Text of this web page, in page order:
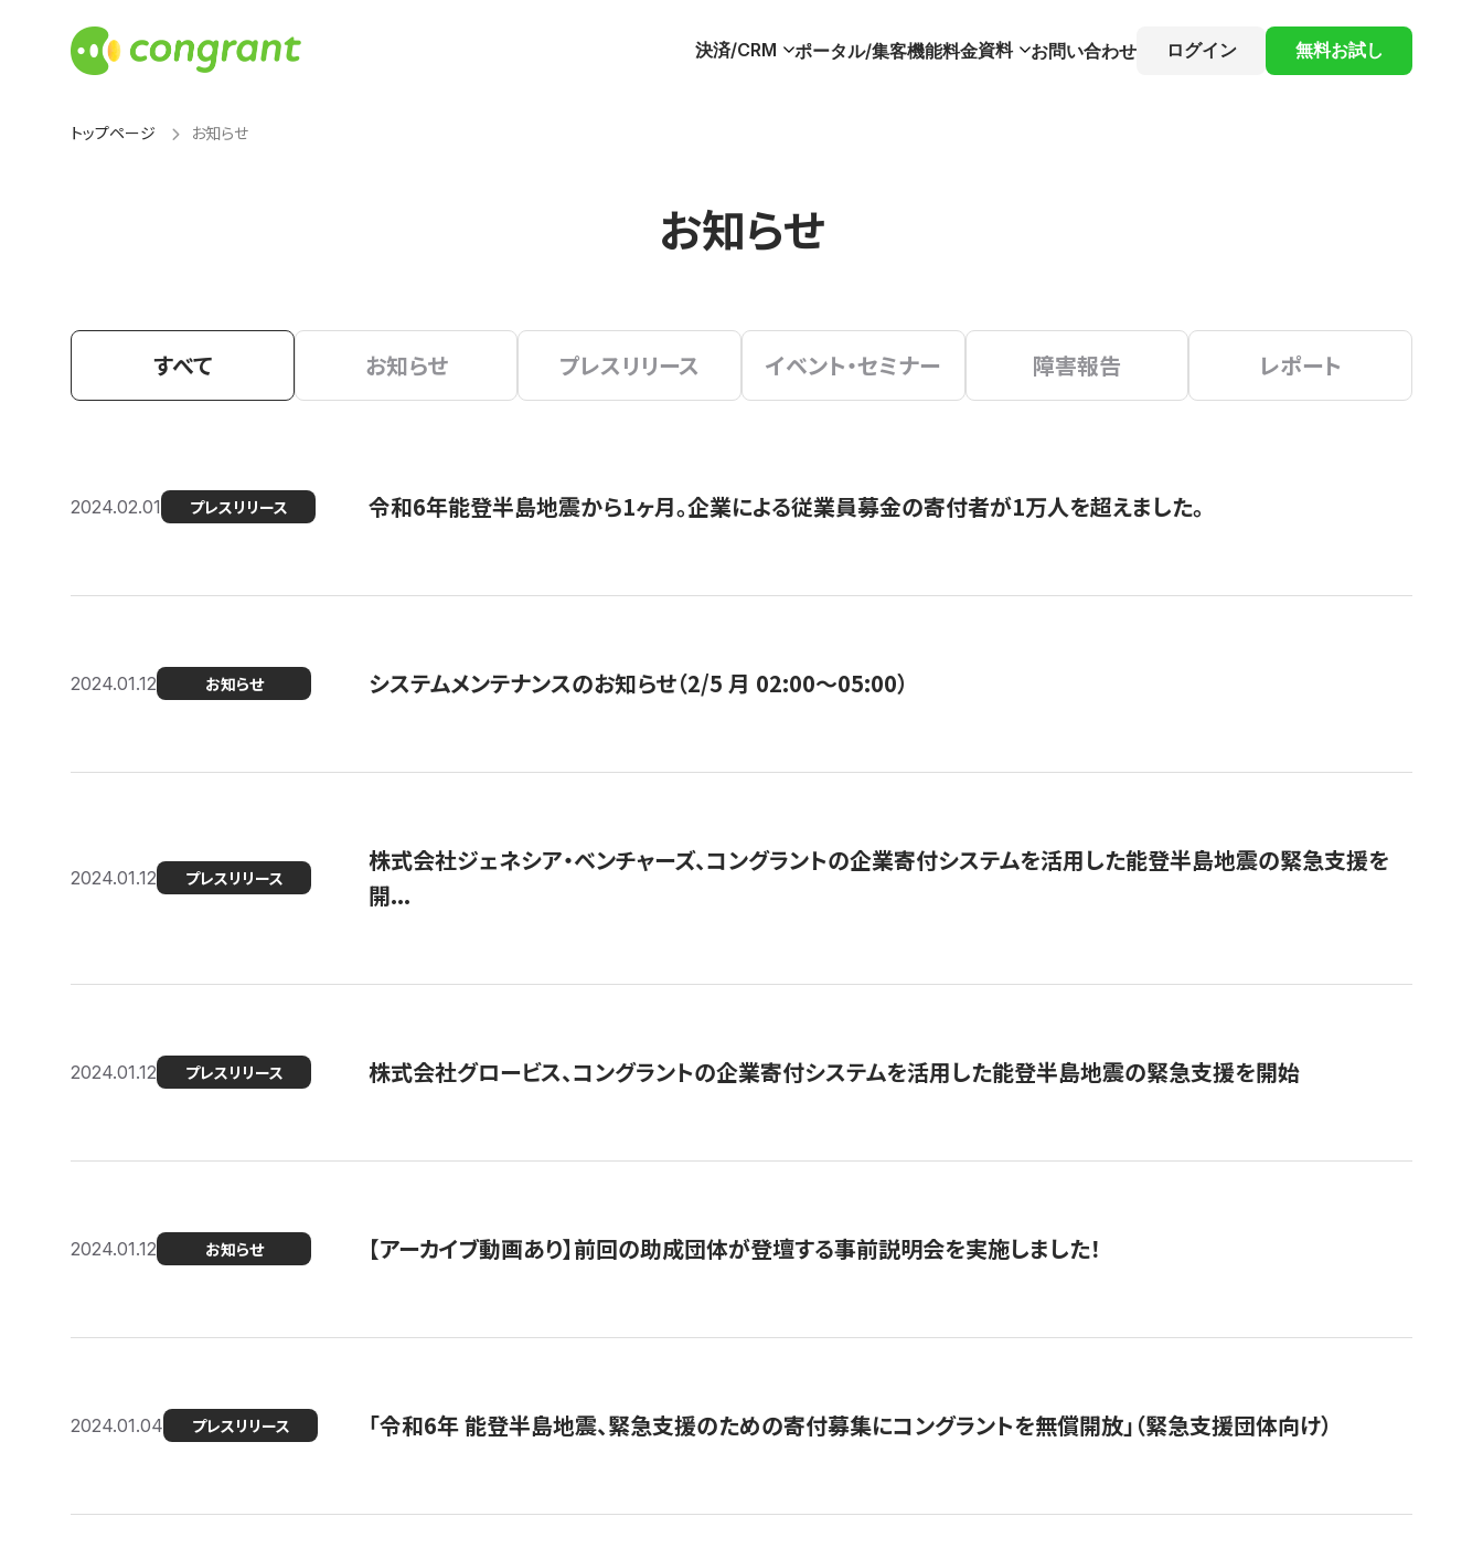
決済/CRM ポータル/集客機能料金資料 お問い合わせ ログイン 無料お試し
トップページ お知らせ
お知らせ
すべて お知らせ プレスリリース イベント・セミナー 障害報告 レポート
2024.02.01 プレスリリース 令和6年能登半島地震から1ヶ月。企業による従業員募金の寄付者が1万人を超えました。
2024.01.12 お知らせ システムメンテナンスのお知らせ（2/5 月 02:00〜05:00）
2024.01.12 プレスリリース
株式会社ジェネシア・ベンチャーズ、コングラントの企業寄付システムを活用した能登半島地震の緊急支援を
開...
2024.01.12 プレスリリース 株式会社グロービス、コングラントの企業寄付システムを活用した能登半島地震の緊急支援を開始
2024.01.12 お知らせ 【アーカイブ動画あり】前回の助成団体が登壇する事前説明会を実施しました！
2024.01.04 プレスリリース 「令和6年 能登半島地震、緊急支援のための寄付募集にコングラントを無償開放」（緊急支援団体向け）